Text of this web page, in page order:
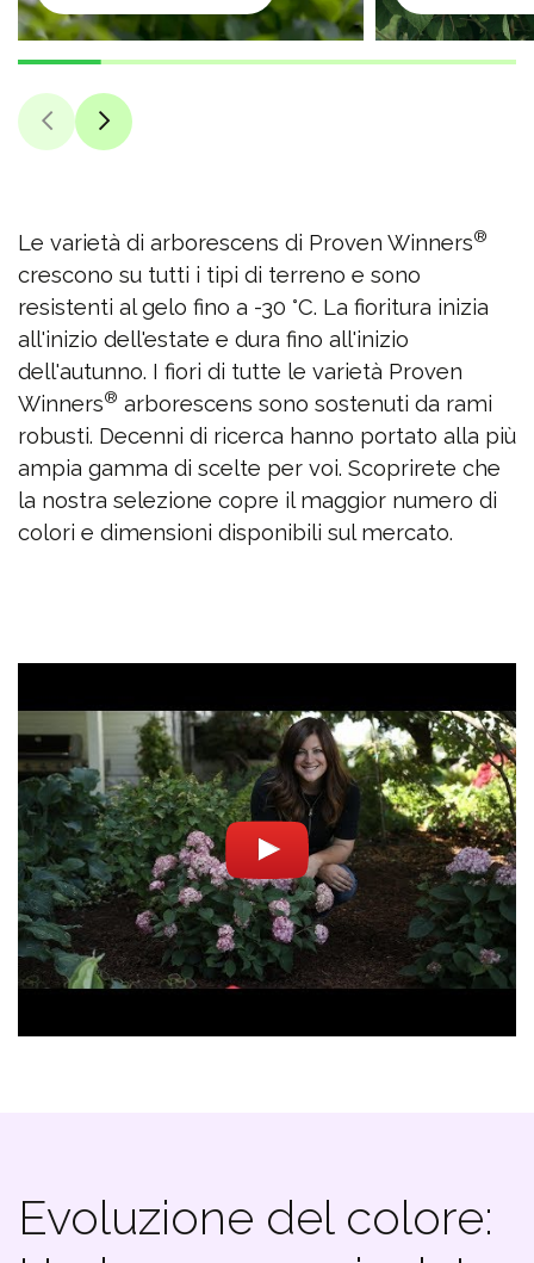
Le varietà di arborescens di Proven Winners®
crescono su tutti i tipi di terreno e sono
resistenti al gelo fino a -30 °C. La fioritura inizia
all'inizio dell'estate e dura fino all'inizio
dell'autunno. I fiori di tutte le varietà Proven
Winners® arborescens sono sostenuti da rami
robusti. Decenni di ricerca hanno portato alla più
ampia gamma di scelte per voi. Scoprirete che
la nostra selezione copre il maggior numero di
colori e dimensioni disponibili sul mercato.
Evoluzione del colore: